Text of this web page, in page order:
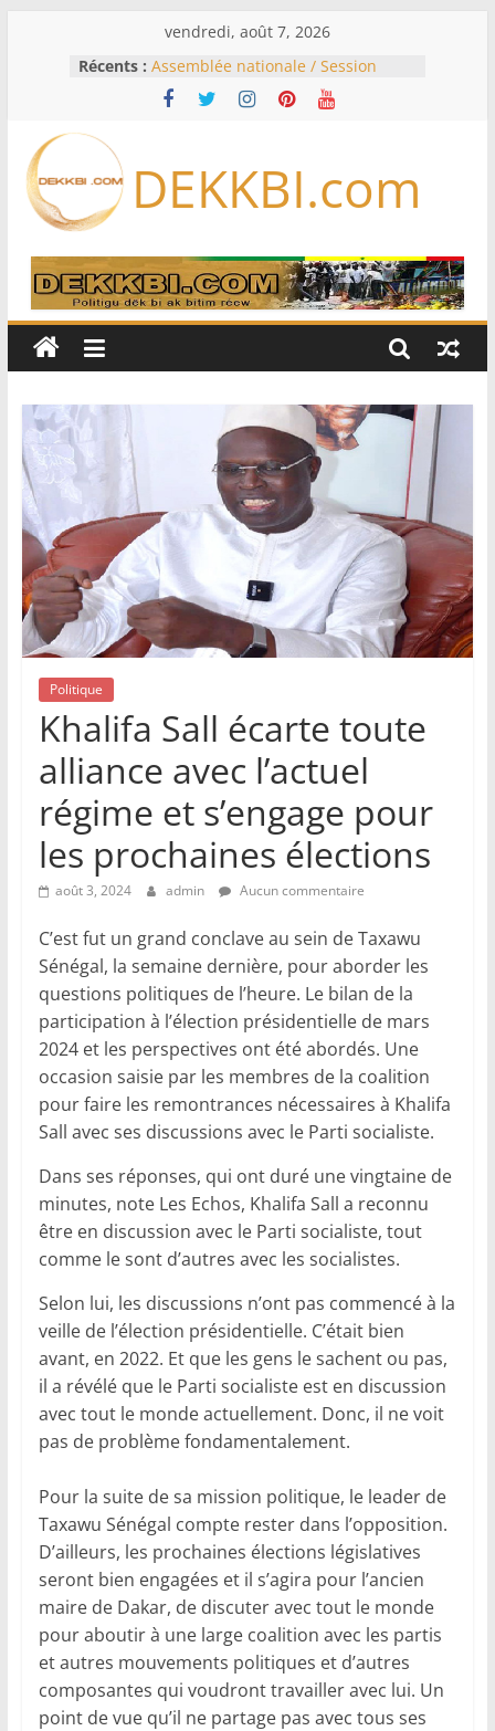
vendredi, août 7, 2026
Récents : Assemblée nationale / Session
extraordinaire: Six commissions
d’enquête à l’ordre du jour ce lundi
Bénin: Patrice Talon élu président
du Sénat, moins de trois mois
Pakistan et la Turquie signent un
accord de défense
RD Congo: Kinshasa interdit les
exportations de cuivre et de cobalt
production
DEKKBI.com
Politique
Khalifa Sall écarte toute
alliance avec l’actuel
régime et s’engage pour
les prochaines élections
août 3, 2024 admin Aucun commentaire
C’est fut un grand conclave au sein de Taxawu
Sénégal, la semaine dernière, pour aborder les
questions politiques de l’heure. Le bilan de la
participation à l’élection présidentielle de mars
2024 et les perspectives ont été abordés. Une
occasion saisie par les membres de la coalition
pour faire les remontrances nécessaires à Khalifa
Sall avec ses discussions avec le Parti socialiste.
Dans ses réponses, qui ont duré une vingtaine de
minutes, note Les Echos, Khalifa Sall a reconnu
être en discussion avec le Parti socialiste, tout
comme le sont d’autres avec les socialistes.
Selon lui, les discussions n’ont pas commencé à la
veille de l’élection présidentielle. C’était bien
avant, en 2022. Et que les gens le sachent ou pas,
il a révélé que le Parti socialiste est en discussion
avec tout le monde actuellement. Donc, il ne voit
pas de problème fondamentalement.
Pour la suite de sa mission politique, le leader de
Taxawu Sénégal compte rester dans l’opposition.
D’ailleurs, les prochaines élections législatives
seront bien engagées et il s’agira pour l’ancien
maire de Dakar, de discuter avec tout le monde
pour aboutir à une large coalition avec les partis
et autres mouvements politiques et d’autres
composantes qui voudront travailler avec lui. Un
point de vue qu’il ne partage pas avec tous ses